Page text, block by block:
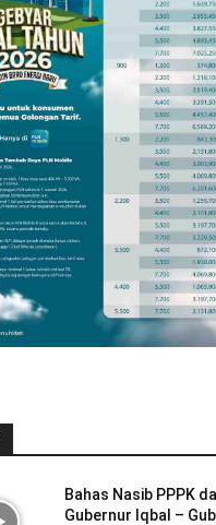
Bahas Nasib PPPK
Gubernur Iqbal –